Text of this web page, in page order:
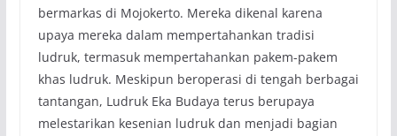
bermarkas di Mojokerto. Mereka dikenal karena
upaya mereka dalam mempertahankan tradisi
ludruk, termasuk mempertahankan pakem-pakem
khas ludruk. Meskipun beroperasi di tengah berbagai
tantangan, Ludruk Eka Budaya terus berupaya
melestarikan kesenian ludruk dan menjadi bagian